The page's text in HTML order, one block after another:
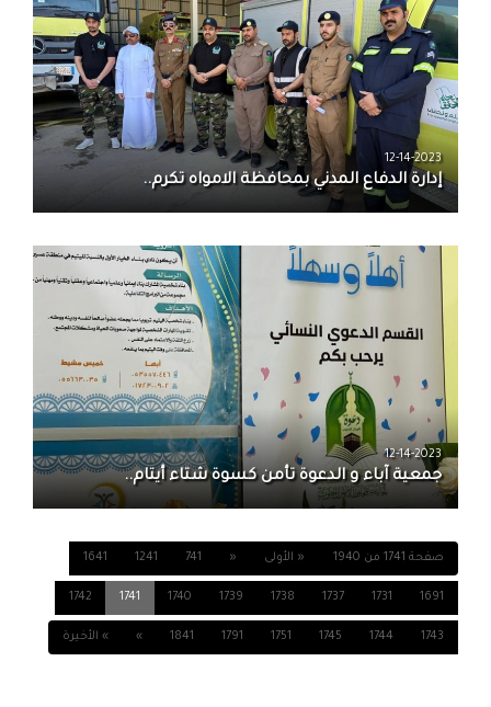
12-14-2023
إدارة الدفاع المدني بمحافظة الامواه تكرم..
12-14-2023
جمعية آباء و الدعوة تأمن كسوة شتاء أيتام..
صفحة 1741 من 1940 « الأولى «
741
1241
1641
1691
1731
1737
1738
1739
1740
1741
1742
1743
1744
1745
1751
1791
1841
» » الأخيرة